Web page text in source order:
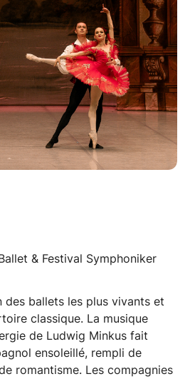
& Festival Symphoniker
des ballets les plus vivants et
classique. La musique
de Ludwig Minkus fait
ensoleillé, rempli de
romantisme. Les compagnies